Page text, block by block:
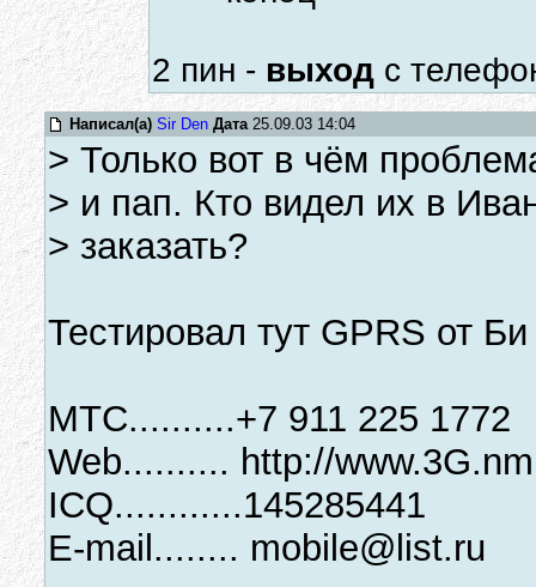
2 пин - выход с
Написал(а) Sir Den Дата25.09.03 14:04
> Только вот в чём
> и пап. Кто видел их в
> заказать?
Тестировал тут GPRS от
МТС..........+7 911 225 1772
Web.......... http://
ICQ............145285441
E-mail........ mobile@list.ru